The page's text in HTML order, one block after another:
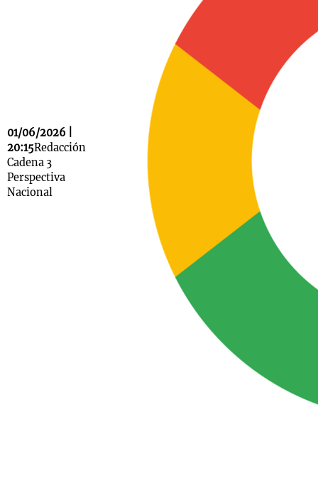
01/06/2026 |
20:15Redacción
Cadena 3
Perspectiva
Nacional
La Sole en
Cadena 3